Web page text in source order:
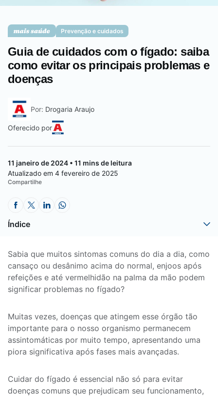
Saúde do homem
Prevenção e cuidados
Guia de cuidados com o fígado: saiba
como evitar os principais problemas e
doenças
Por: Drogaria Araujo
Oferecido por
11 janeiro de 2024 • 11 mins de leitura
Atualizado em 4 fevereiro de 2025
Compartilhe
Índice
Sabia que muitos sintomas comuns do dia a dia, como
cansaço ou desânimo acima do normal, enjoos após
refeições e até vermelhidão na palma da mão podem
significar problemas no fígado?
Muitas vezes, doenças que atingem esse órgão tão
importante para o nosso organismo permanecem
assintomáticas por muito tempo, apresentando uma
piora significativa após fases mais avançadas.
Cuidar do fígado é essencial não só para evitar
doenças comuns que prejudicam seu funcionamento,